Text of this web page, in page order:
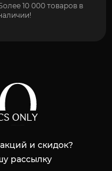
10 000 товаров в
и скидок?
рассылку